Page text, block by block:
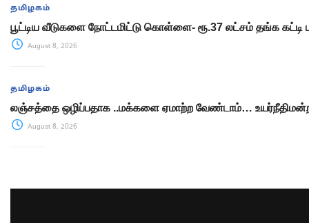
தமிழகம்
பூட்டிய வீடுகளை நோட்டமிட்டு கொள்ளை- ரூ.37 லட்சம் தங்க கட்டி
August 8, 2026
தமிழகம்
லஞ்சத்தை ஒழிப்பதாக ..மக்களை ஏமாற்ற வேண்டாம்…
August 8, 2026